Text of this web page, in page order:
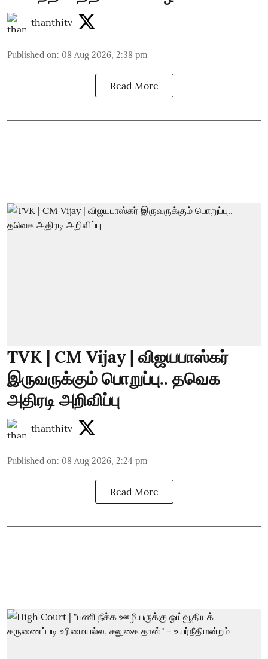
thanthitv
Published on: 08 Aug 2026, 2:38 pm
Read More
TVK | CM Vijay | விஜயபாஸ்கர்
இருவருக்கும் பொறுப்பு.. தவெக
அதிரடி அறிவிப்பு
thanthitv
Published on: 08 Aug 2026, 2:24 pm
Read More